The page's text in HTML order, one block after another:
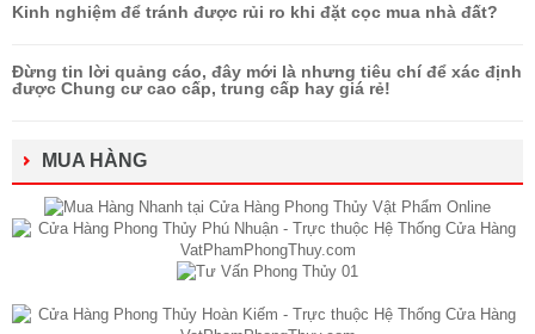
Kinh nghiệm để tránh được rủi ro khi đặt cọc mua nhà đất?
Đừng tin lời quảng cáo, đây mới là nhưng tiêu chí để xác định
được Chung cư cao cấp, trung cấp hay giá rẻ!
MUA HÀNG